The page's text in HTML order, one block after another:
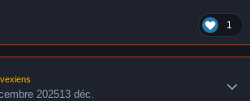
1
202513 déc.